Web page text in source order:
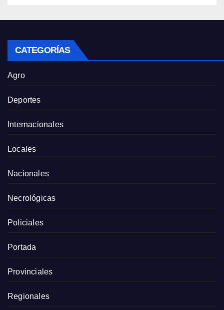
CATEGORÍAS
Agro
Deportes
Internacionales
Locales
Nacionales
Necrológicas
Policiales
Portada
Provinciales
Regionales